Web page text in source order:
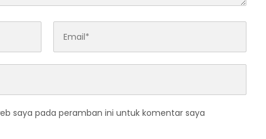
saya pada peramban ini untuk komentar saya